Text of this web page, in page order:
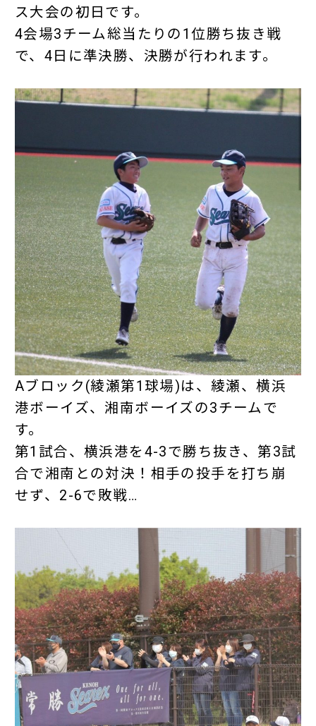
ス大会の初日です。
4会場3チーム総当たりの1位勝ち抜き戦
で、4日に準決勝、決勝が行われます。
Aブロック(綾瀬第1球場)は、綾瀬、横浜
港ボーイズ、湘南ボーイズの3チームで
す。
第1試合、横浜港を4-3で勝ち抜き、第3試
合で湘南との対決！相手の投手を打ち崩
せず、2-6で敗戦…